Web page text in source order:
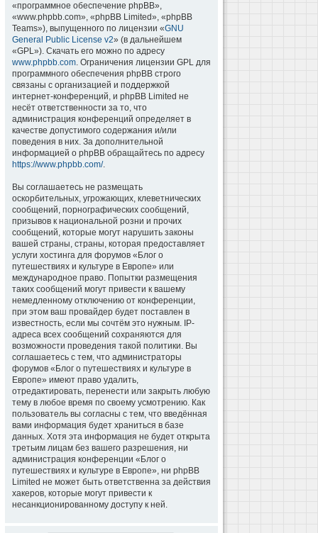
«программное обеспечение phpBB»,
«www.phpbb.com», «phpBB Limited», «phpBB
Teams»), выпущенного по лицензии «GNU
General Public License v2» (в дальнейшем
«GPL»). Скачать его можно по адресу
www.phpbb.com. Ограничения лицензии GPL для
программного обеспечения phpBB строго
связаны с организацией и поддержкой
интернет-конференций, и phpBB Limited не
несёт ответственности за то, что
администрация конференций определяет в
качестве допустимого содержания и/или
поведения в них. За дополнительной
информацией о phpBB обращайтесь по адресу
https://www.phpbb.com/.
Вы соглашаетесь не размещать
оскорбительных, угрожающих, клеветнических
сообщений, порнографических сообщений,
призывов к национальной розни и прочих
сообщений, которые могут нарушить законы
вашей страны, страны, которая предоставляет
услуги хостинга для форумов «Блог о
путешествиях и культуре в Европе» или
международное право. Попытки размещения
таких сообщений могут привести к вашему
немедленному отключению от конференции,
при этом ваш провайдер будет поставлен в
известность, если мы сочтём это нужным. IP-
адреса всех сообщений сохраняются для
возможности проведения такой политики. Вы
соглашаетесь с тем, что администраторы
форумов «Блог о путешествиях и культуре в
Европе» имеют право удалить,
отредактировать, перенести или закрыть любую
тему в любое время по своему усмотрению. Как
пользователь вы согласны с тем, что введённая
вами информация будет храниться в базе
данных. Хотя эта информация не будет открыта
третьим лицам без вашего разрешения, ни
администрация конференции «Блог о
путешествиях и культуре в Европе», ни phpBB
Limited не может быть ответственна за действия
хакеров, которые могут привести к
несанкционированному доступу к ней.